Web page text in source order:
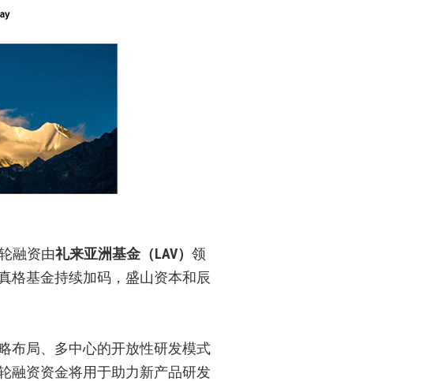
融资由礼来亚洲基金（LAV） 领
格基金持续加码，盛山资本和辰
布局、多中心的开放性研发模式
融资资金将用于助力新产品研发